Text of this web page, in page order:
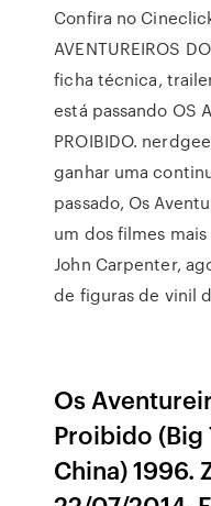
Confira no
AVENTUREIROS
ficha técnica,
está passando OS
PROIBIDO.
ganhar uma
passado, Os
um dos filmes
John Carpenter,
de figuras de vinil
Os
Proibido
China) 1996.